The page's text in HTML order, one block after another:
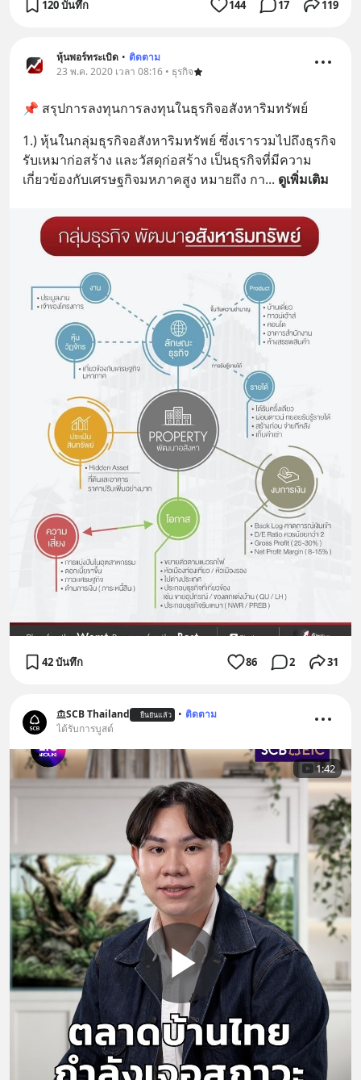
120 บันทึก 144 17 119
หุ้นพอร์ทระเบิด • ติดตาม
23 พ.ค. 2020 เวลา 08:16 • ธุรกิจ
📌 สรุปการลงทุนการลงทุนในธุรกิจอสังหาริมทรัพย์
1.) หุ้นในกลุ่มธุรกิจอสังหาริมทรัพย์ ซึ่งเรารวมไปถึงธุรกิจ
รับเหมาก่อสร้าง และวัสดุก่อสร้าง เป็นธุรกิจที่มีความ
เกี่ยวข้องกับเศรษฐกิจมหภาคสูง หมายถึง กา... ดูเพิ่มเติม
42 บันทึก 86 2 31
SCB Thailand ยืนยันแล้ว • ติดตาม
ได้รับการบูสต์
1:42